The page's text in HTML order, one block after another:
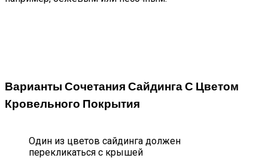
Варианты Сочетания Сайдинга С Цветом
Кровельного Покрытия
Один из цветов сайдинга должен
перекликаться с крышей